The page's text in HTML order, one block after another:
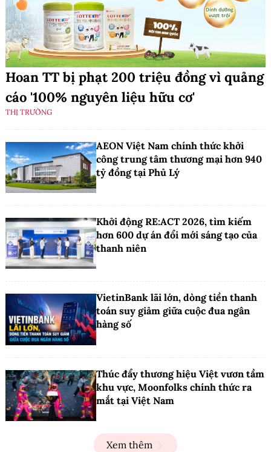
Hoan TT bị phạt 200 triệu đồng vì quảng
cáo '100% nguyên liệu hữu cơ'
THỊ TRƯỜNG
AEON Việt Nam chính thức khởi
công trung tâm thương mại hơn 940
tỷ đồng tại Phủ Lý
Khởi động RE:ACT 2026, tìm kiếm
hơn 600 dự án đổi mới sáng tạo của
thanh niên
VietinBank lãi lớn, dòng tiền thanh
toán suy giảm giữa cuộc đua ngân
hàng số
Thúc đẩy thương hiệu Việt vươn tầm
khu vực, Moonfolks chính thức ra
mắt tại Việt Nam
Xem thêm